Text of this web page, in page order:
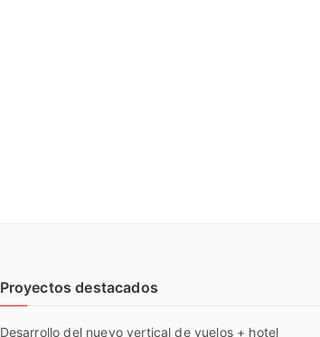
Proyectos destacados
Desarrollo del nuevo vertical de vuelos + hotel